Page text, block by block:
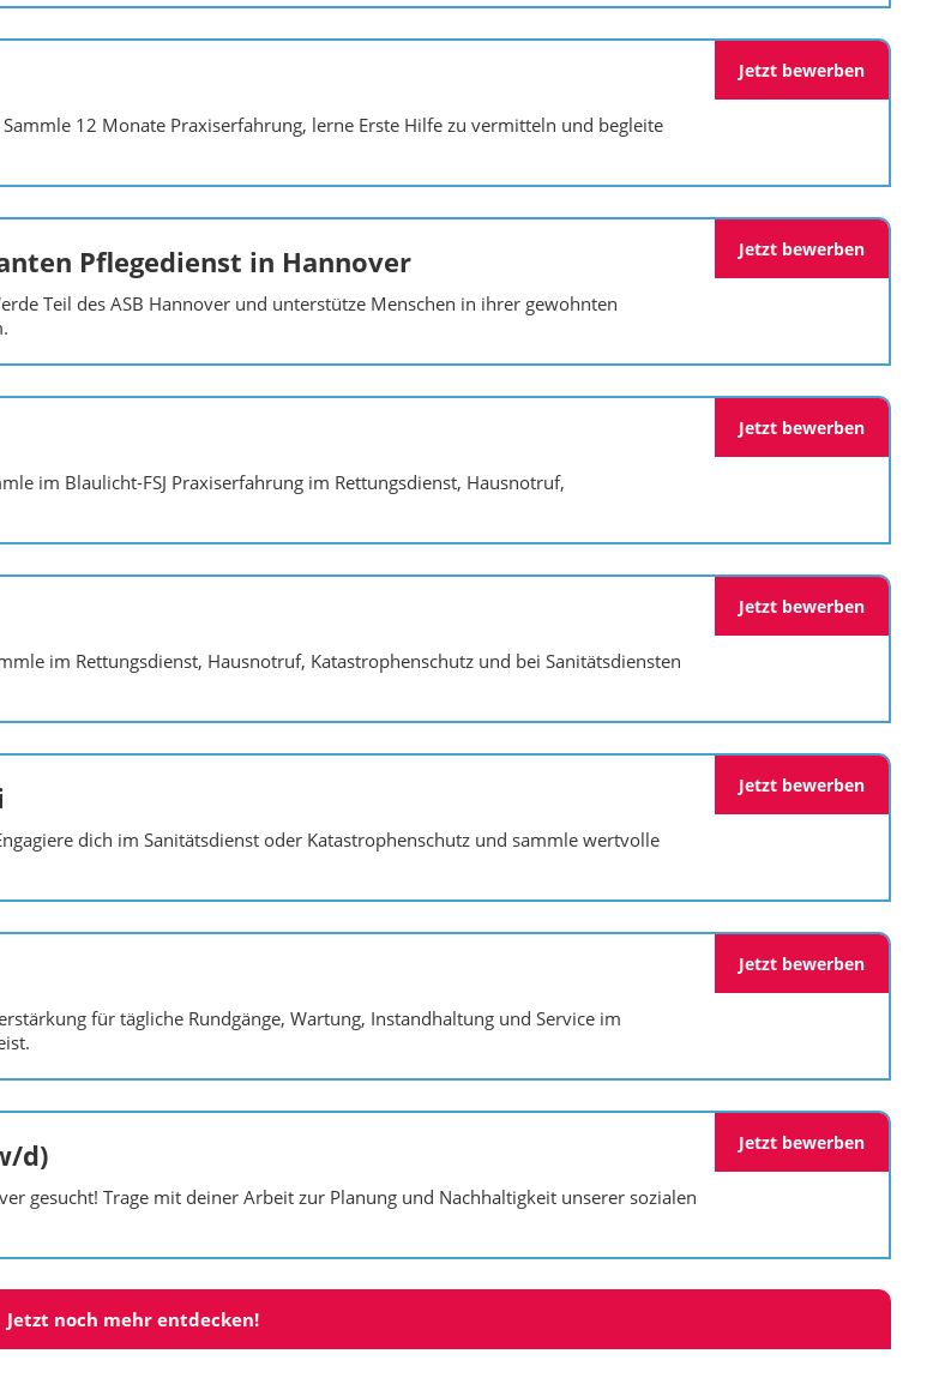
12 Monate Praxiserfahrung, lerne Erste Hilfe zu vermitteln und begleite
Jetzt bewerben
Pflegedienst in Hannover
Teil des ASB Hannover und unterstütze Menschen in ihrer gewohnten
Jetzt bewerben
im Blaulicht-FSJ Praxiserfahrung im Rettungsdienst, Hausnotruf,
Jetzt bewerben
im Rettungsdienst, Hausnotruf, Katastrophenschutz und bei Sanitätsdiensten
Jetzt bewerben
dich im Sanitätsdienst oder Katastrophenschutz und sammle wertvolle
Jetzt bewerben
für tägliche Rundgänge, Wartung, Instandhaltung und Service im
Jetzt bewerben
d)
gesucht! Trage mit deiner Arbeit zur Planung und Nachhaltigkeit unserer sozialen
Jetzt bewerben
Jetzt noch mehr entdecken!